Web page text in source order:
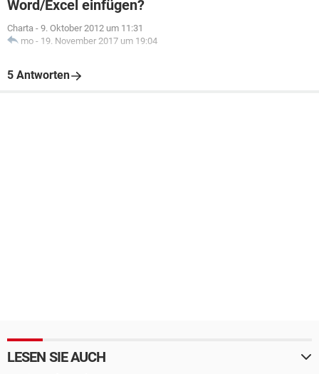
Word/Excel einfügen?
Charta - 9. Oktober 2012 um 11:31
mo - 19. November 2017 um 19:04
5 Antworten
LESEN SIE AUCH